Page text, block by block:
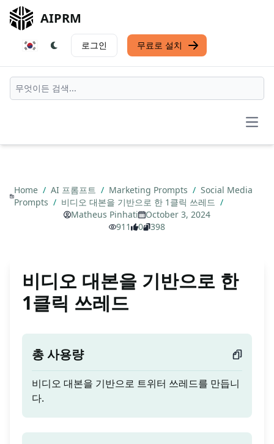
AIPRM
로그인 무료로 설치
Home / AI 프롬프트 / Marketing Prompts / Social Media
Prompts / 비디오 대본을 기반으로 한 1클릭 쓰레드 /
Matheus Pinhati
October 3, 2024
911
0 398
비디오 대본을 기반으로 한
1클릭 쓰레드
총 사용량
비디오 대본을 기반으로 트위터 쓰레드를 만듭니
다.